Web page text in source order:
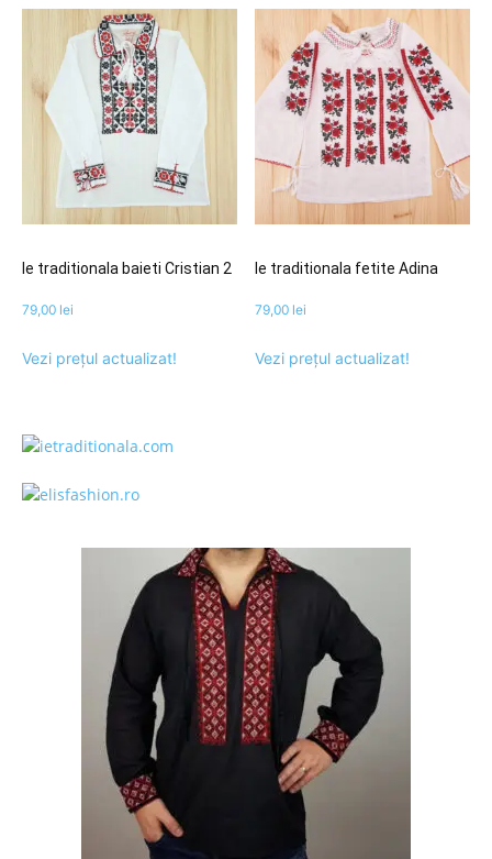
Ie traditionala baieti Cristian 2
79,00 lei
Vezi prețul actualizat!
Ie traditionala fetite Adina
79,00 lei
Vezi prețul actualizat!